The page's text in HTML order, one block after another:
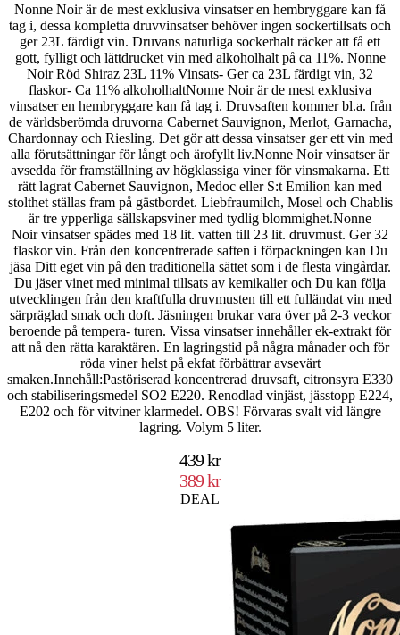
Nonne Noir är de mest exklusiva vinsatser en hembryggare kan få
tag i, dessa kompletta druvvinsatser behöver ingen sockertillsats och
ger 23L färdigt vin. Druvans naturliga sockerhalt räcker att få ett
gott, fylligt och lättdrucket vin med alkoholhalt på ca 11%. Nonne
Noir Röd Shiraz 23L 11% Vinsats- Ger ca 23L färdigt vin, 32
flaskor- Ca 11% alkoholhaltNonne Noir är de mest exklusiva
vinsatser en hembryggare kan få tag i. Druvsaften kommer bl.a. från
de världsberömda druvorna Cabernet Sauvignon, Merlot, Garnacha,
Chardonnay och Riesling. Det gör att dessa vinsatser ger ett vin med
alla förutsättningar för långt och ärofyllt liv.Nonne Noir vinsatser är
avsedda för framställning av högklassiga viner för vinsmakarna. Ett
rätt lagrat Cabernet Sauvignon, Medoc eller S:t Emilion kan med
stolthet ställas fram på gästbordet. Liebfraumilch, Mosel och Chablis
är tre ypperliga sällskapsviner med tydlig blommighet.Nonne
Noir vinsatser spädes med 18 lit. vatten till 23 lit. druvmust. Ger 32
flaskor vin. Från den koncentrerade saften i förpackningen kan Du
jäsa Ditt eget vin på den traditionella sättet som i de flesta vingårdar.
Du jäser vinet med minimal tillsats av kemikalier och Du kan följa
utvecklingen från den kraftfulla druvmusten till ett fulländat vin med
särpräglad smak och doft. Jäsningen brukar vara över på 2-3 veckor
beroende på tempera- turen. Vissa vinsatser innehåller ek-extrakt för
att nå den rätta karaktären. En lagringstid på några månader och för
röda viner helst på ekfat förbättrar avsevärt
smaken.Innehåll:Pastöriserad koncentrerad druvsaft, citronsyra E330
och stabiliseringsmedel SO2 E220. Renodlad vinjäst, jässtopp E224,
E202 och för vitviner klarmedel. OBS! Förvaras svalt vid längre
lagring. Volym 5 liter.
439 kr
389 kr
DEAL